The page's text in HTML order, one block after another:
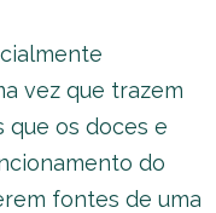
vez que trazem
que os doces e
do
fontes de uma